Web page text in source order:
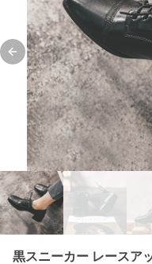
Previous slide
黒スニーカー レースア